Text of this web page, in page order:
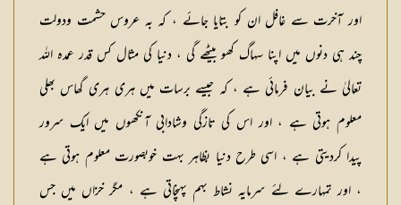
اور آخرت سے غافل ان کو بتایا جائے ، کہ بہ عروس حشمت ودولت
چند ہی دنوں میں اپنا سہاگ کھو بیٹھے گی ، دنیا کی مثال کس قدر عمدہ اللہ
تعالیٰ نے بیان فرمائی ہے ، کہ جیسے برسات میں ہری ہری گھاس بھلی
معلوم ہوتی ہے ، اور اس کی تازگی وشادابی آنکھوں میں ایک سرور
پیدا کردیتی ہے ، اسی طرح دنیا بظاہر بہت خوبصورت معلوم ہوتی ہے
، اور تمہارے لئے سرمایہ نشاط بہم پہنچاتی ہے ، مگر خزاں میں جس